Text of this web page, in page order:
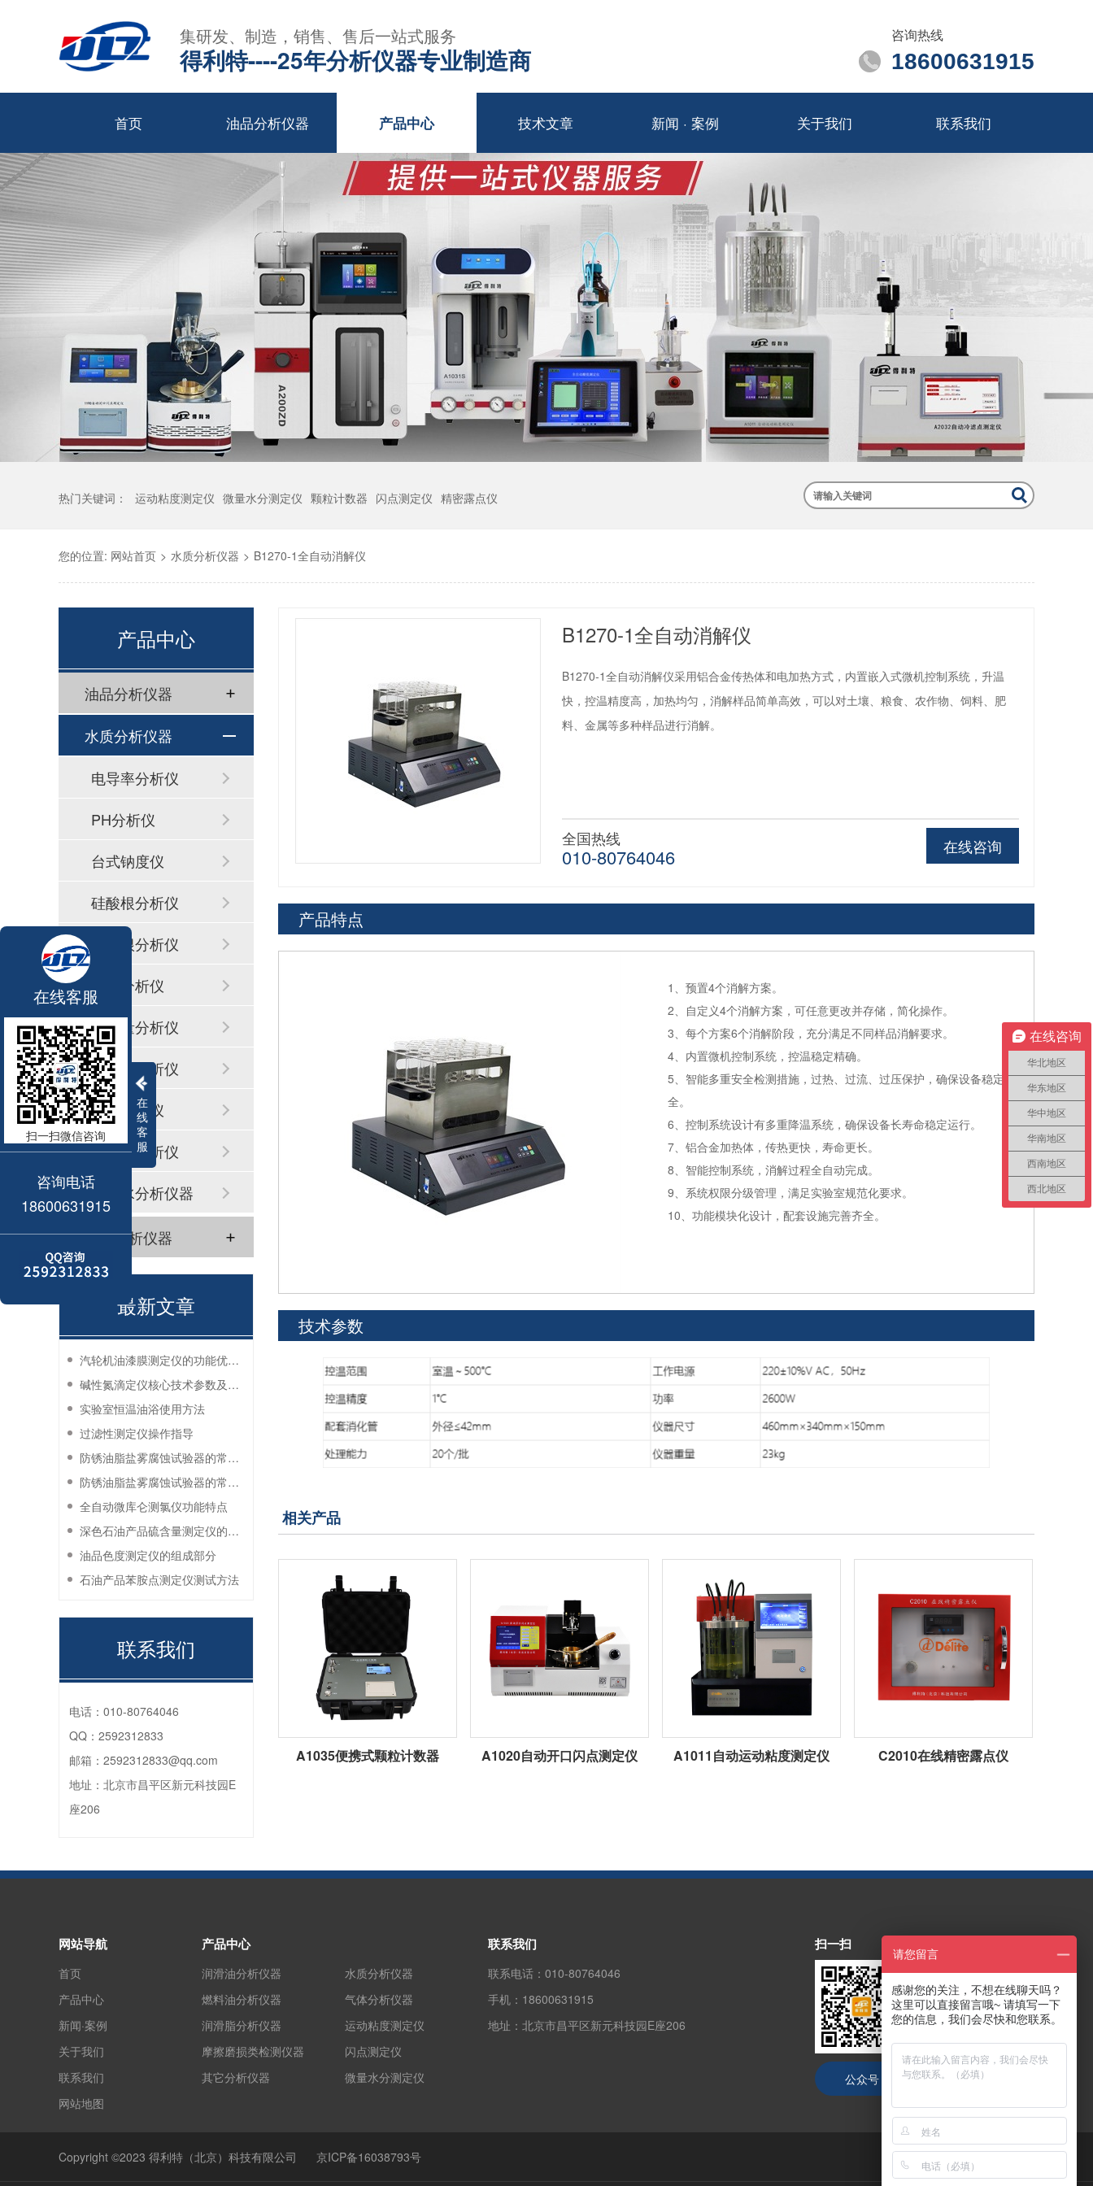
集研发、制造，销售、售后一站式服务
得利特----25年分析仪器专业制造商
咨询热线
18600631915
首页 油品分析仪器 产品中心 技术文章 新闻 · 案例 关于我们 联系我们
热门关键词： 运动粘度测定仪 微量水分测定仪 颗粒计数器 闪点测定仪 精密露点仪
您的位置: 网站首页 > 水质分析仪器 > B1270-1全自动消解仪
B1270-1全自动消解仪
B1270-1全自动消解仪采用铝合金传热体和电加热方式，内置嵌入式微机控制系统，升温
快，控温精度高，加热均匀，消解样品简单高效，可以对土壤、粮食、农作物、饲料、肥
料、金属等多种样品进行消解。
在线咨询
全国热线
010-80764046
产品特点
1、预置4个消解方案。
2、自定义4个消解方案，可任意更改并存储，简化操作。
3、每个方案6个消解阶段，充分满足不同样品消解要求。
4、内置微机控制系统，控温稳定精确。
5、智能多重安全检测措施，过热、过流、过压保护，确保设备稳定安
全。
6、控制系统设计有多重降温系统，确保设备长寿命稳定运行。
7、铝合金加热体，传热更快，寿命更长。
8、智能控制系统，消解过程全自动完成。
9、系统权限分级管理，满足实验室规范化要求。
10、功能模块化设计，配套设施完善齐全。
技术参数
相关产品
A1035便携式颗粒计数器 A1020自动开口闪点测定仪 A1011自动运动粘度测定仪 C2010在线精密露点仪
产品中心
油品分析仪器
水质分析仪器
电导率分析仪
PH分析仪
台式钠度仪
硅酸根分析仪
磷酸根分析仪
联氨分析仪
铜含量分析仪
铁含量分析仪
浊度测定仪
溶解氧分析仪
其它水分析仪器
气体分析仪器
最新文章
汽轮机油漆膜测定仪的功能优势有哪些？
碱性氮滴定仪核心技术参数及应用说明
实验室恒温油浴使用方法
过滤性测定仪操作指导
防锈油脂盐雾腐蚀试验器的常见故障与解决方法
防锈油脂盐雾腐蚀试验器的常见故障与解决方法
全自动微库仑测氯仪功能特点
深色石油产品硫含量测定仪的工作环境要求
油品色度测定仪的组成部分
石油产品苯胺点测定仪测试方法
联系我们
电话： 010-80764046
QQ： 2592312833
邮箱： 2592312833@qq.com
地址： 北京市昌平区新元科技园E
座206
网站导航
首页
产品中心
新闻·案例
关于我们
联系我们
网站地图
产品中心
润滑油分析仪器
燃料油分析仪器
润滑脂分析仪器
摩擦磨损类检测仪器
其它分析仪器
水质分析仪器
气体分析仪器
运动粘度测定仪
闪点测定仪
微量水分测定仪
联系我们
联系电话： 010-80764046
手机： 18600631915
地址： 北京市昌平区新元科技园E座206
扫一扫
公众号 抖音号
技术支持：
Copyright ©2023 得利特（北京）科技有限公司 京ICP备16038793号
在
线
客
服
在线客服
扫一扫微信咨询
咨询电话
18600631915
在线咨询
华北地区
华东地区
华中地区
华南地区
西南地区
西北地区
请您留言
感谢您的关注，不想在线聊天吗？
这里可以直接留言哦~ 请填写一下
您的信息，我们会尽快和您联系。